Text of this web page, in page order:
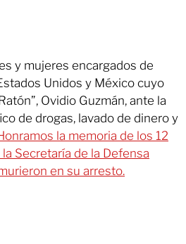
y mujeres encargados de
Unidos y México cuyo
Ovidio Guzmán, ante la
de drogas, lavado de dinero y
la memoria de los 12
Secretaría de la Defensa
en su arresto.